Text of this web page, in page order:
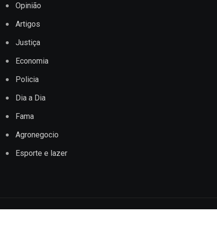
Opinião
Artigos
Justiça
Economia
Policia
Dia a Dia
Fama
Agronegocio
Esporte e lazer